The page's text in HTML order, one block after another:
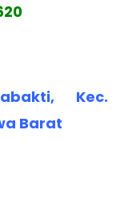
Kec.
Barat